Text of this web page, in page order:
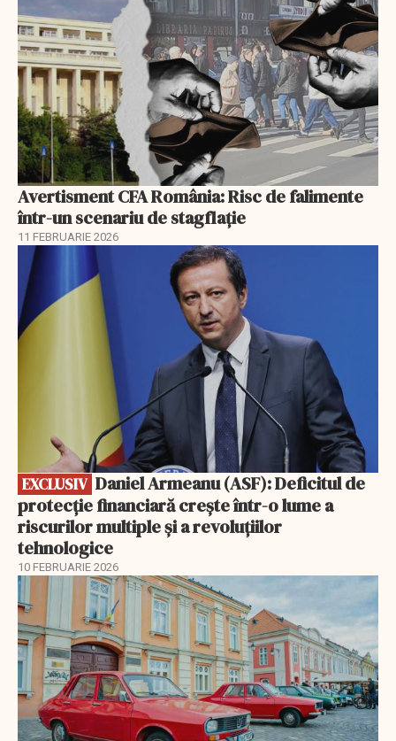
Avertisment CFA România: Risc de falimente
într-un scenariu de stagflație
11 FEBRUARIE 2026
EXCLUSIV
EXCLUSIV
protecție financiară crește într-o lume a
riscurilor multiple și a revoluțiilor
tehnologice
10 FEBRUARIE 2026